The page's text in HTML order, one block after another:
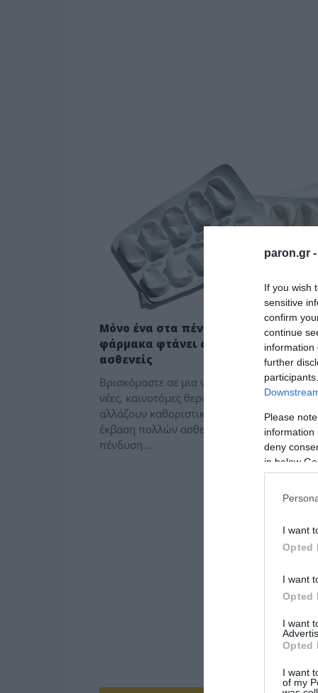
paron.gr -
If you wish
sensitive
confirm
continue
information
further
Please
information
deny
in below
I want
Opted
I want
Opted
I want
Opted
I want
of my
Μόνο ένα στα πέντε καινοτόμα
φάρμακα φτάνει στους έλληνες
ασθενείς
Βρισκόμαστε σε μια νέα εποχή, στην οποία
νέες, καινοτόμες θεραπευτικές
αλλάζουν καθοριστικά την πορεία και την
έκβαση πολλών α­σθενειών. Η ισχυρή ε­
πένδυση...